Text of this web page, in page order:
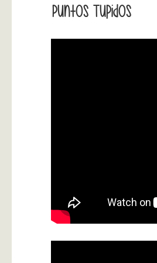
Puntos Tupidos